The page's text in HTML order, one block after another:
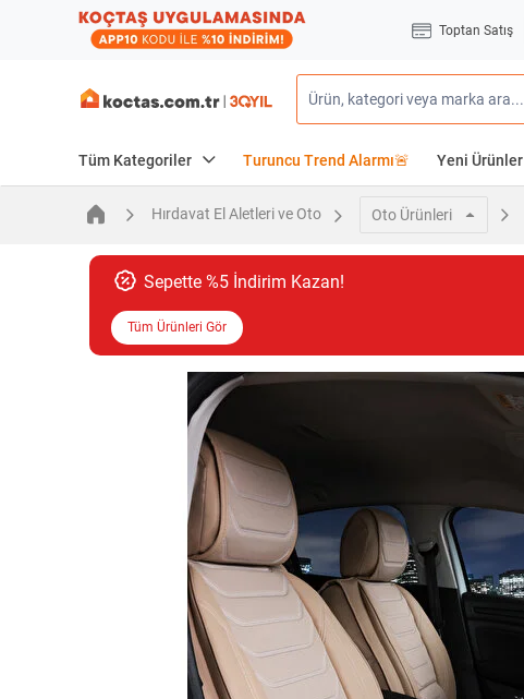
Toptan Satış
Tüm Kategoriler Turuncu Trend Alarmı🚨 Yeni Ürünler
Hırdavat El Aletleri ve Oto Oto Ürünleri
Sepette %5 İndirim Kazan!
Tüm Ürünleri Gör